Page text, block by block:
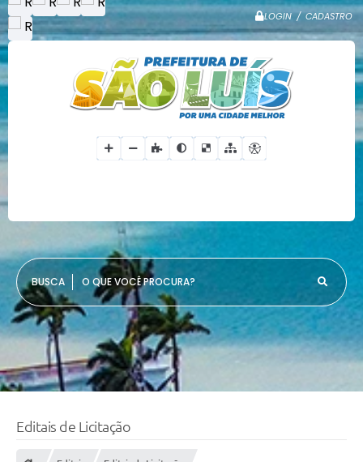
LOGIN / CADASTRO
O QUE VOCÊ PROCURA?
Editais de Licitação